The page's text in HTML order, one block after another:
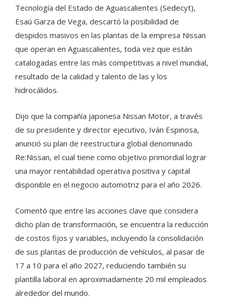
Tecnología del Estado de Aguascalientes (Sedecyt),
Esaú Garza de Vega, descartó la posibilidad de
despidos masivos en las plantas de la empresa Nissan
que operan en Aguascalientes, toda vez que están
catalogadas entre las más competitivas a nivel mundial,
resultado de la calidad y talento de las y los
hidrocálidos.
Dijo que la compañía japonesa Nissan Motor, a través
de su presidente y director ejecutivo, Iván Espinosa,
anunció su plan de reestructura global denominado
Re:Nissan, el cual tiene como objetivo primordial lograr
una mayor rentabilidad operativa positiva y capital
disponible en el negocio automotriz para el año 2026.
Comentó que entre las acciones clave que considera
dicho plan de transformación, se encuentra la reducción
de costos fijos y variables, incluyendo la consolidación
de sus plantas de producción de vehículos, al pasar de
17 a 10 para el año 2027, reduciendo también su
plantilla laboral en aproximadamente 20 mil empleados
alrededor del mundo.